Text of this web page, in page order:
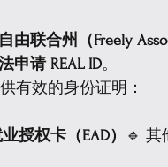
联合州（Freely
申请 REAL ID。
有效的身份证明：
授权卡（EAD）
🔹 其